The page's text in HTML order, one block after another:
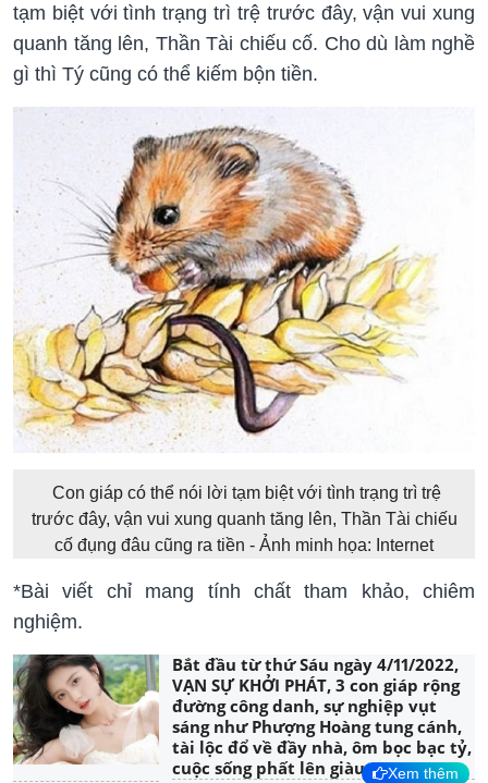
tạm biệt với tình trạng trì trệ trước đây, vận vui xung
quanh tăng lên, Thần Tài chiếu cố. Cho dù làm nghề
gì thì Tý cũng có thể kiếm bộn tiền.
Con giáp có thể nói lời tạm biệt với tình trạng trì trệ
trước đây, vận vui xung quanh tăng lên, Thần Tài chiếu
cố đụng đâu cũng ra tiền - Ảnh minh họa: Internet
*Bài viết chỉ mang tính chất tham khảo, chiêm
nghiệm.
Bắt đầu từ thứ Sáu ngày 4/11/2022,
VẠN SỰ KHỞI PHÁT, 3 con giáp rộng
đường công danh, sự nghiệp vụt
sáng như Phượng Hoàng tung cánh,
tài lộc đổ về đầy nhà, ôm bọc bạc tỷ,
cuộc sống phất lên giàu sangXem thêm